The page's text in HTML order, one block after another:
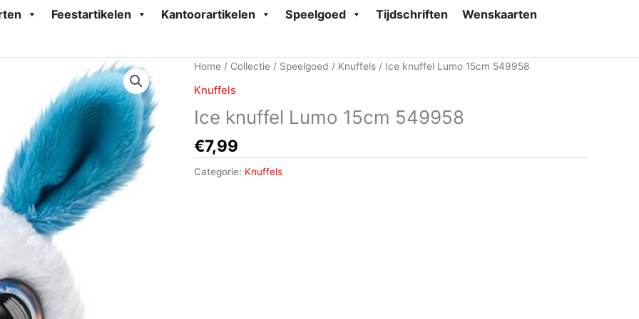
Feestartikelen Kantoorartikelen Speelgoed Tijdschriften
Wenskaarten
Home / Collectie / Speelgoed / Knuffels / Ice knuffel Lumo 15cm 549958
Knuffels
Ice knuffel Lumo 15cm 549958
€7,99
Categorie: Knuffels